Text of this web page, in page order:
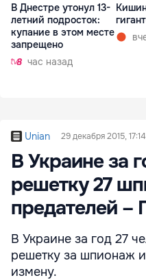
В Днестре утонул 13-
летний подросток:
купание в этом месте
запрещено
час назад
Unian 29 декабря 2015, 17:14
В Украине за
решетку 27
предателей –
В Украине за год 27
решетку за шпионаж
измену.